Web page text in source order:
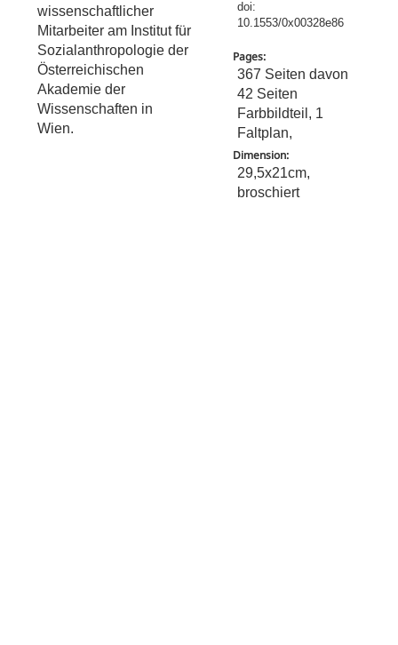
wissenschaftlicher
Mitarbeiter am Institut für
Sozialanthropologie der
Österreichischen
Akademie der
Wissenschaften in
Wien.
doi:
10.1553/0x00328e86
Pages:
367 Seiten davon
42 Seiten
Farbbildteil, 1
Faltplan,
Dimension:
29,5x21cm,
broschiert